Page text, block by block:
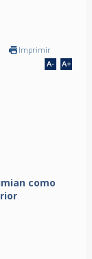
Imprimir
como